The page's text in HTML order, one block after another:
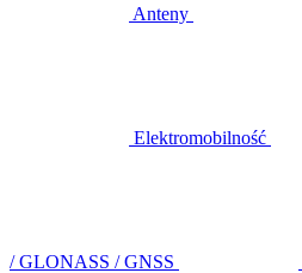
Anteny
Elektromobilność
/ GLONASS / GNSS